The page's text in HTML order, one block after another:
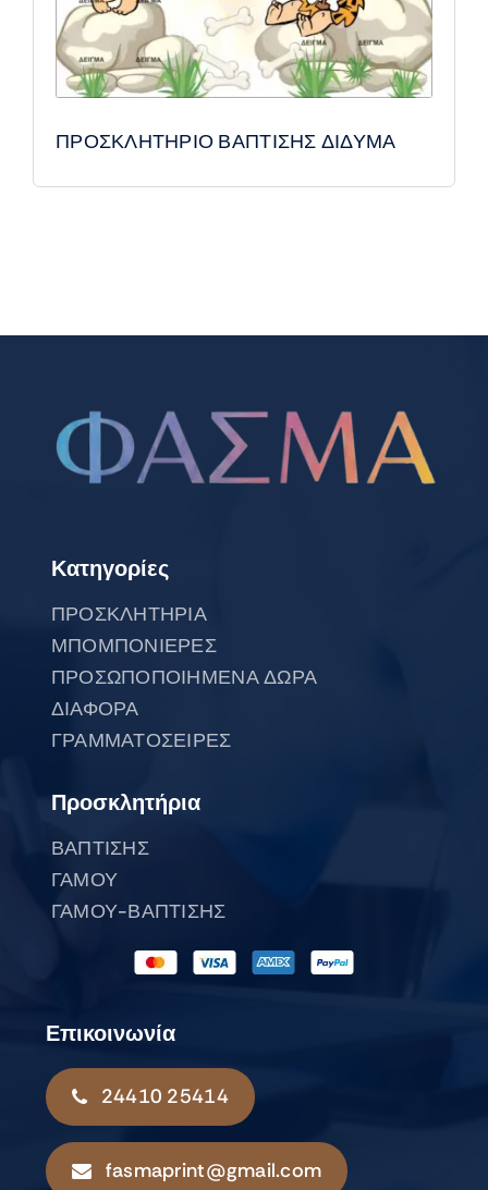
ΠΡΟΣΚΛΗΤΗΡΙΟ ΒΑΠΤΙΣΗΣ ΔΙΔΥΜΑ
Κατηγορίες
ΠΡΟΣΚΛΗΤΗΡΙΑ
ΜΠΟΜΠΟΝΙΕΡΕΣ
ΠΡΟΣΩΠΟΠΟΙΗΜΕΝΑ ΔΩΡΑ
ΔΙΑΦΟΡΑ
ΓΡΑΜΜΑΤΟΣΕΙΡΕΣ
Προσκλητήρια
ΒΑΠΤΙΣΗΣ
ΓΑΜΟΥ
ΓΑΜΟΥ-ΒΑΠΤΙΣΗΣ
Επικοινωνία
24410 25414
fasmaprint@gmail.com